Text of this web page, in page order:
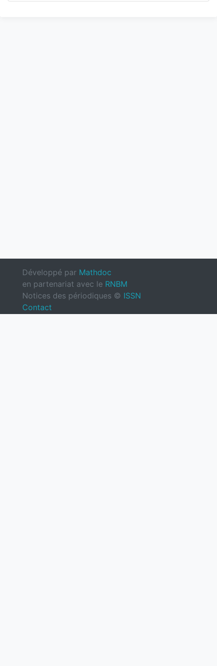
Développé par Mathdoc
en partenariat avec le RNBM
Notices des périodiques © ISSN
Contact